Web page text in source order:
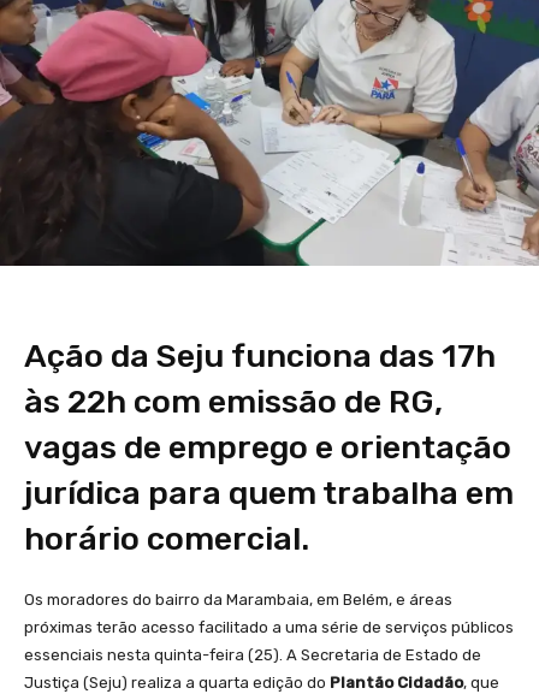
Ação da Seju funciona das 17h
às 22h com emissão de RG,
vagas de emprego e orientação
jurídica para quem trabalha em
horário comercial.
Os moradores do bairro da Marambaia, em Belém, e áreas
próximas terão acesso facilitado a uma série de serviços públicos
essenciais nesta quinta-feira (25). A Secretaria de Estado de
Justiça (Seju) realiza a quarta edição do Plantão Cidadão, que